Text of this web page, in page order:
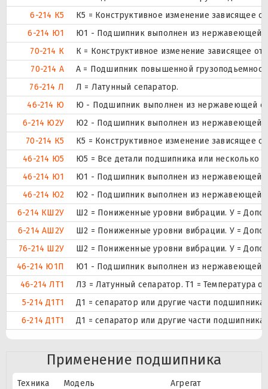
6-214 К5
К5 = Конструктивное изменение зависящее
6-214 Ю1
Ю1 - Подшипник выполнен из нержавеющей
70-214 К
К = Конструктивное изменение зависящее от
70-214 А
А = Подшипник повышенной
76-214 Л
Л = Латунный сепаратор.
46-214 Ю
Ю - Подшипник выполнен из нержавеющей
6-214 Ю2У
Ю2 - Подшипник выполнен из нержавеющей
70-214 К5
К5 = Конструктивное изменение зависящее
46-214 Ю5
Ю5 = Все детали подшипника или несколько
46-214 Ю1
Ю1 - Подшипник выполнен из нержавеющей
46-214 Ю2
Ю2 - Подшипник выполнен из нержавеющей
6-214 КШ2У
Ш2 = Пониженные уровни вибрации. У =
6-214 АШ2У
Ш2 = Пониженные уровни вибрации. У =
76-214 Ш2У
Ш2 = Пониженные уровни вибрации. У =
46-214 Ю1П
Ю1 - Подшипник выполнен из нержавеющей
46-214 ЛТ1
Л3 = Латунный сепаратор. Т1 = Температура
5-214 Д1Т1
Д1 = сепаратор или другие части
6-214 Д1Т1
Д1 = сепаратор или другие части
Применение подшипника
Техника Модель
Агрегат